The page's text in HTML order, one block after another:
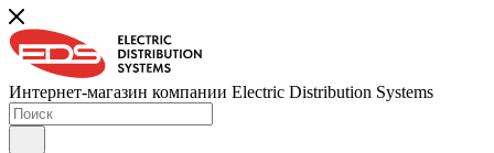
Интернет-магазин компании Electric Distribution Systems